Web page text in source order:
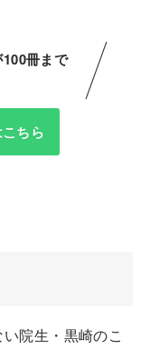
冊まで
ちら
院生・黒崎のこ